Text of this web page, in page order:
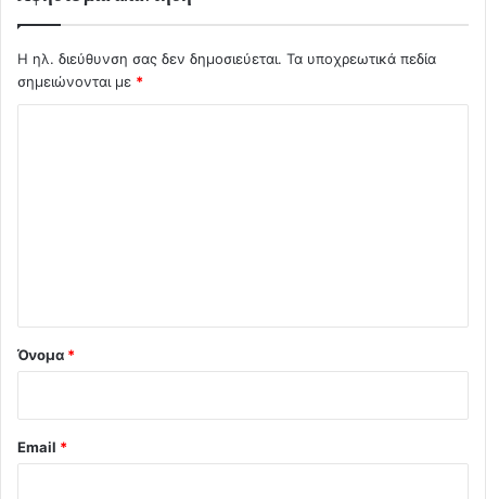
Η ηλ. διεύθυνση σας δεν δημοσιεύεται. Τα υποχρεωτικά πεδία
σημειώνονται με *
Όνομα *
Email *